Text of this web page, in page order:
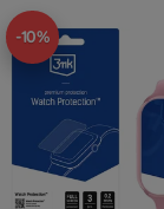
-10%